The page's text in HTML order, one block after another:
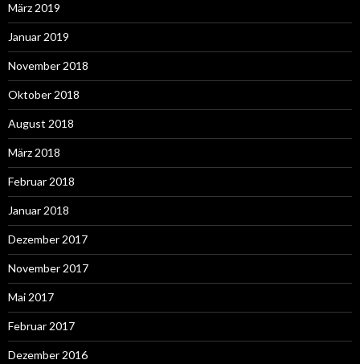
März 2019
Januar 2019
November 2018
Oktober 2018
August 2018
März 2018
Februar 2018
Januar 2018
Dezember 2017
November 2017
Mai 2017
Februar 2017
Dezember 2016